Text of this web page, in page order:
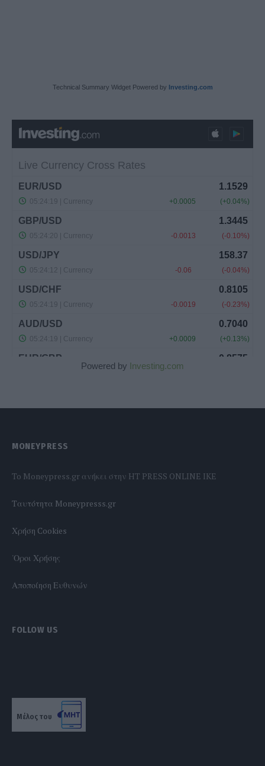
Technical Summary Widget Powered by Investing.com
Powered by Investing.com
MONEYPRESS
To Moneypress.gr ανήκει στην HT PRESS ONLINE IKE
Tαυτότητα Moneypresss.gr
Χρήση Cookies
'Οροι Χρήσης
Αποποίηση Ευθυνών
FOLLOW US
Μέλος του